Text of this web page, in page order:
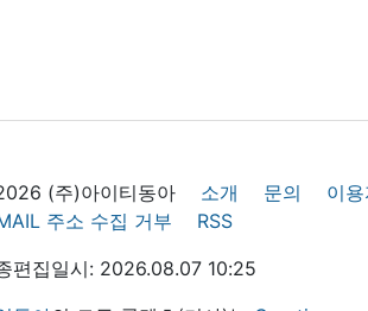
(주)아이티동아 소개 문의
이
주소 수집 거부
RSS
편집일시: 2026.08.07 10:25